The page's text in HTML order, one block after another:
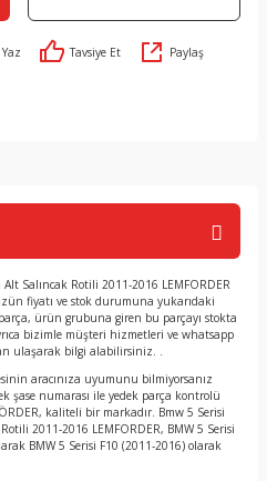
Tavsiye Et Paylaş
Salıncak Rotili 2011-2016 LEMFORDER
fiyatı ve stok durumuna yukarıdaki
ürün grubuna giren bu parçayı stokta
bizimle müşteri hizmetleri ve whatsapp
ulaşarak bilgi alabilirsiniz. .
aracınıza uyumunu bilmiyorsanız
şase numarası ile yedek parça kontrolü
kaliteli bir markadır. Bmw 5 Serisi
2011-2016 LEMFORDER, BMW 5 Serisi
BMW 5 Serisi F10 (2011-2016) olarak